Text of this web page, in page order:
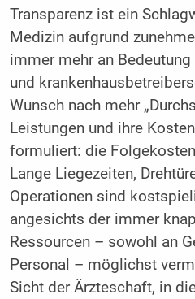
Transparenz ist ein
Medizin aufgrund
immer mehr an
und
Wunsch nach mehr
Leistungen und ihre
formuliert: die
Lange Liegezeiten,
Operationen sind
angesichts der immer
Ressourcen – sowohl an
Personal – möglichst
Sicht der Ärzteschaft, in